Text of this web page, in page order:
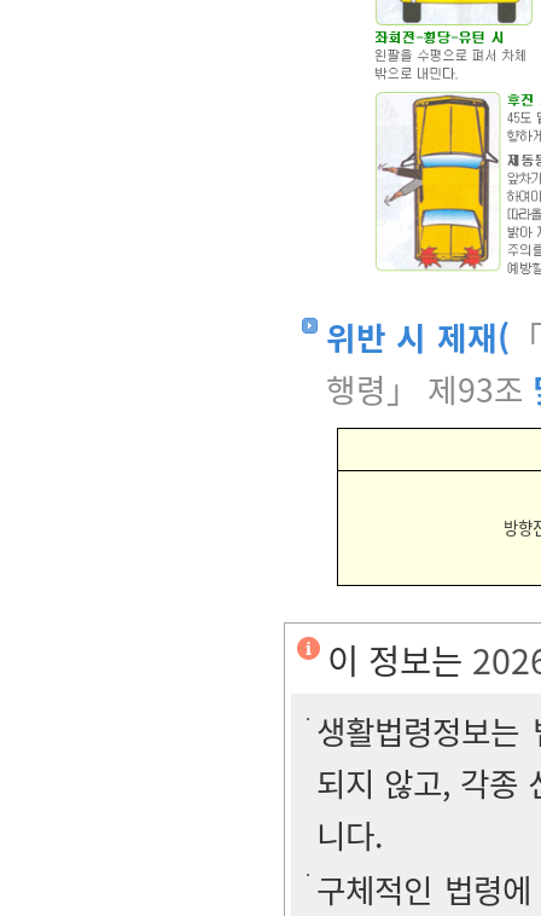
위반 시 제재(
행령」 제93조
방향
이 정보는
생활법령정보
되지 않고, 각종
니다.
구체적인 법령